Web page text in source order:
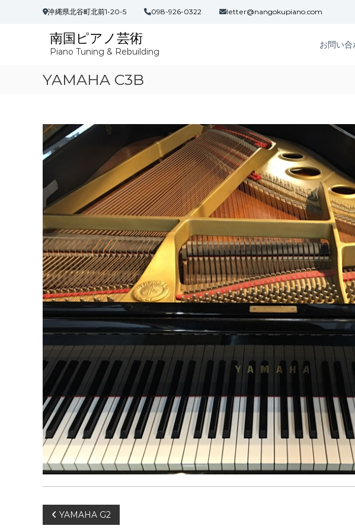
沖縄県北谷町北前1-20-5 098-926-0322 letter@nangokupiano.com
南国ピアノ芸術
Piano Tuning & Rebuilding
お問い合
YAMAHA C3B
投YAMAHA G2